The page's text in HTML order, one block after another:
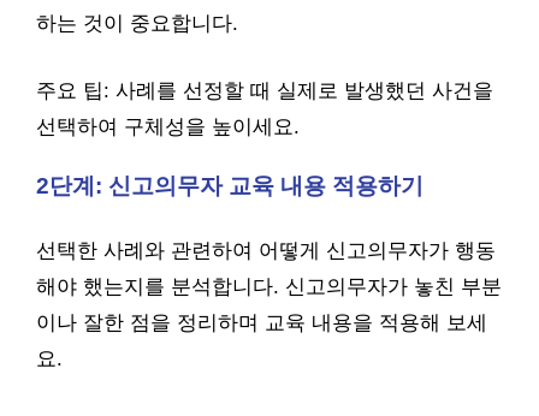
하는 것이 중요합니다.
주요 팁: 사례를 선정할 때 실제로 발생했던 사건을
선택하여 구체성을 높이세요.
2단계: 신고의무자 교육 내용 적용하기
선택한 사례와 관련하여 어떻게 신고의무자가 행동
해야 했는지를 분석합니다. 신고의무자가 놓친 부분
이나 잘한 점을 정리하며 교육 내용을 적용해 보세
요.